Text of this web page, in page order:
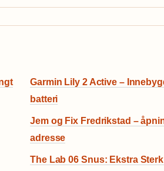
Garmin Lily 2 Active –
batteri
Jem og Fix Fredrikstad –
adresse
The Lab 06 Snus: Ekstra